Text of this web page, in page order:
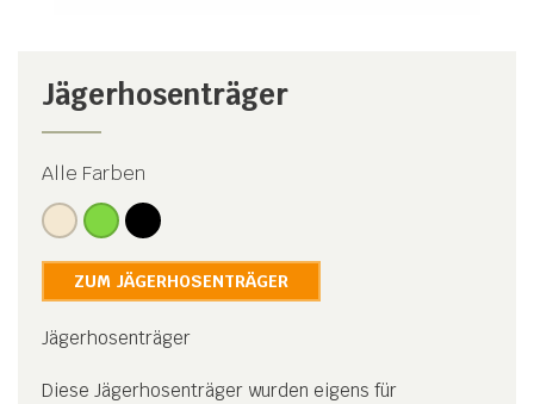
Jägerhosenträger
Jägerhosenträger
Diese Jägerhosenträger wurden eigens für
Alle Farben
ZUM JÄGERHOSENTRÄGER